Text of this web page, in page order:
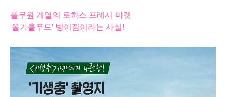
풀무원 계열의 로하스 프레시 마켓
'올가홀푸드' 방이점이라는 사실!